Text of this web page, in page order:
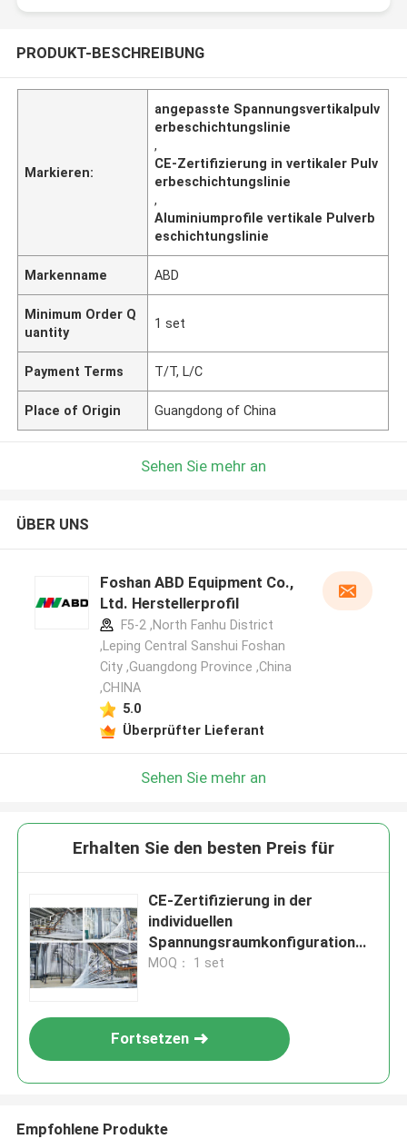
Hinterlass eine Nachricht
Wir rufen Sie bald zurück!
PRODUKT-BESCHREIBUNG
Markieren:
angepasste Spannungsvertikalpulv
erbeschichtungslinie
,
CE-Zertifizierung in vertikaler Pulv
erbeschichtungslinie
,
Aluminiumprofile vertikale Pulverb
eschichtungslinie
Markenname ABD
Minimum Order Q
uantity
1 set
Payment Terms T/T, L/C
Place of Origin Guangdong of China
Sehen Sie mehr an
ÜBER UNS
Foshan ABD Equipment Co.,
Ltd. Herstellerprofil
F5-2 ,North Fanhu District
,Leping Central Sanshui Foshan
City ,Guangdong Province ,China
,CHINA
5.0
Überprüfter Lieferant
Sehen Sie mehr an
Erhalten Sie den besten Preis für
CE-Zertifizierung in der
individuellen
Spannungsraumkonfiguration
Vertikale Pulverbeschichtung
MOQ： 1 set
Fortsetzen
Empfohlene Produkte